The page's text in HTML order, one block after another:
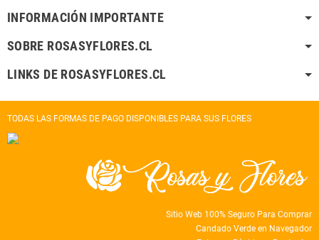
INFORMACIÓN IMPORTANTE
SOBRE ROSASYFLORES.CL
LINKS DE ROSASYFLORES.CL
TODAS LAS FORMAS DE PAGO DISPONIBLES PARA SUS FLORES
Sitio Web 100% Seguro Para Comprar
Candado Verde en Navegador